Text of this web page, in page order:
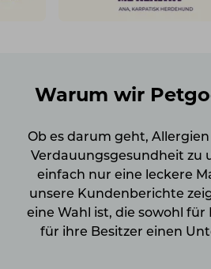
Warum wir
Ob es darum geht,
Verdauungsgesundheit zu
einfach nur eine leckere
unsere Kundenberichte
eine Wahl ist, die sowohl für
für ihre Besitzer einen